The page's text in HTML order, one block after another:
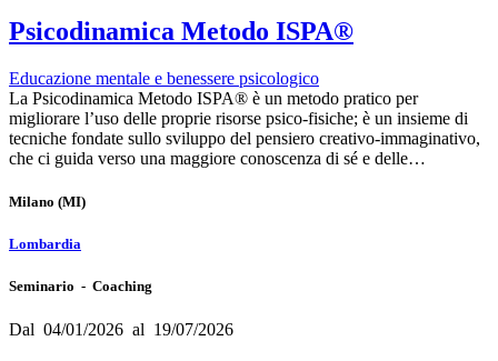
Psicodinamica Metodo ISPA®
Educazione mentale e benessere psicologico
La Psicodinamica Metodo ISPA® è un metodo pratico per
migliorare l’uso delle proprie risorse psico-fisiche; è un insieme di
tecniche fondate sullo sviluppo del pensiero creativo-immaginativo,
che ci guida verso una maggiore conoscenza di sé e delle…
Milano (MI)
Lombardia
Seminario - Coaching
Dal 04/01/2026 al 19/07/2026